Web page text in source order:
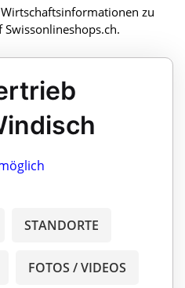
zu
STANDORTE
FOTOS / VIDEOS